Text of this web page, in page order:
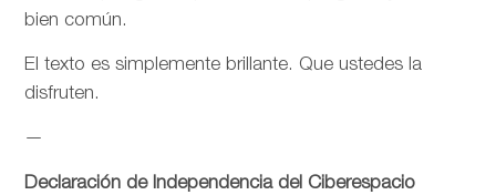
bien común.
El texto es simplemente brillante. Que ustedes la
disfruten.
—
Declaración de Independencia del Ciberespacio